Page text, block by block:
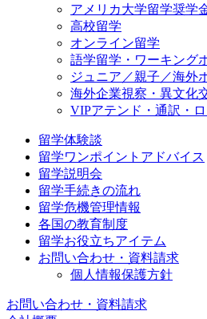
アメリカ大学留学奨学
高校留学
オンライン留学
語学留学・ワーキング
ジュニア／親子／海外
海外企業視察・異文化
VIPアテンド・通訳・
留学体験談
留学ワンポイントアドバイス
留学説明会
留学手続きの流れ
留学危機管理情報
各国の教育制度
留学お役立ちアイテム
お問い合わせ・資料請求
個人情報保護方針
お問い合わせ・資料請求